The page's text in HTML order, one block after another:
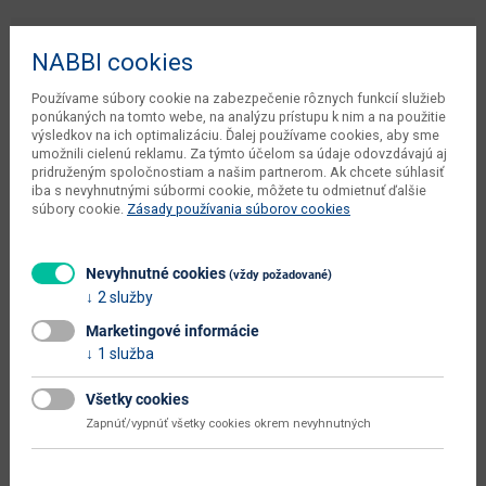
Hĺbka
Výška 84/101 cm
počet balíkov dodávateľa 1 ks
váha s obalom dodávateľa 19.8 kg
kusov v balení dodávateľa
typové označenie Optima
hĺbka od - do (cm)
výška od - do (cm)
NABBI cookies
Používame súbory cookie na zabezpečenie rôznych funkcií služieb
ponúkaných na tomto webe, na analýzu prístupu k nim a na použitie
výsledkov na ich optimalizáciu. Ďalej používame cookies, aby sme
umožnili cielenú reklamu. Za týmto účelom sa údaje odovzdávajú aj
pridruženým spoločnostiam a našim partnerom. Ak chcete súhlasiť
iba s nevyhnutnými súbormi cookie, môžete tu odmietnuť ďalšie
súbory cookie. Zásady používania súborov cookies
Nevyhnutné cookies (vždy požadované)
2 služby
Marketingové informácie
1 služba
Všetky cookies
Zapnúť/vypnúť všetky cookies okrem nevyhnutných